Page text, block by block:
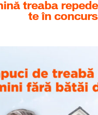
treaba
te în